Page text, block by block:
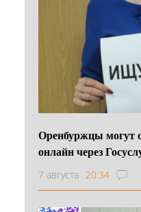
Оренбуржцы могут
онлайн через
7 августа 20:34